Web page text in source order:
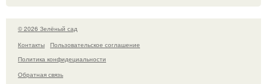
© 2026 Зелёный сад
Контакты
Пользовательское соглашение
Политика конфидециальности
Обратная связь